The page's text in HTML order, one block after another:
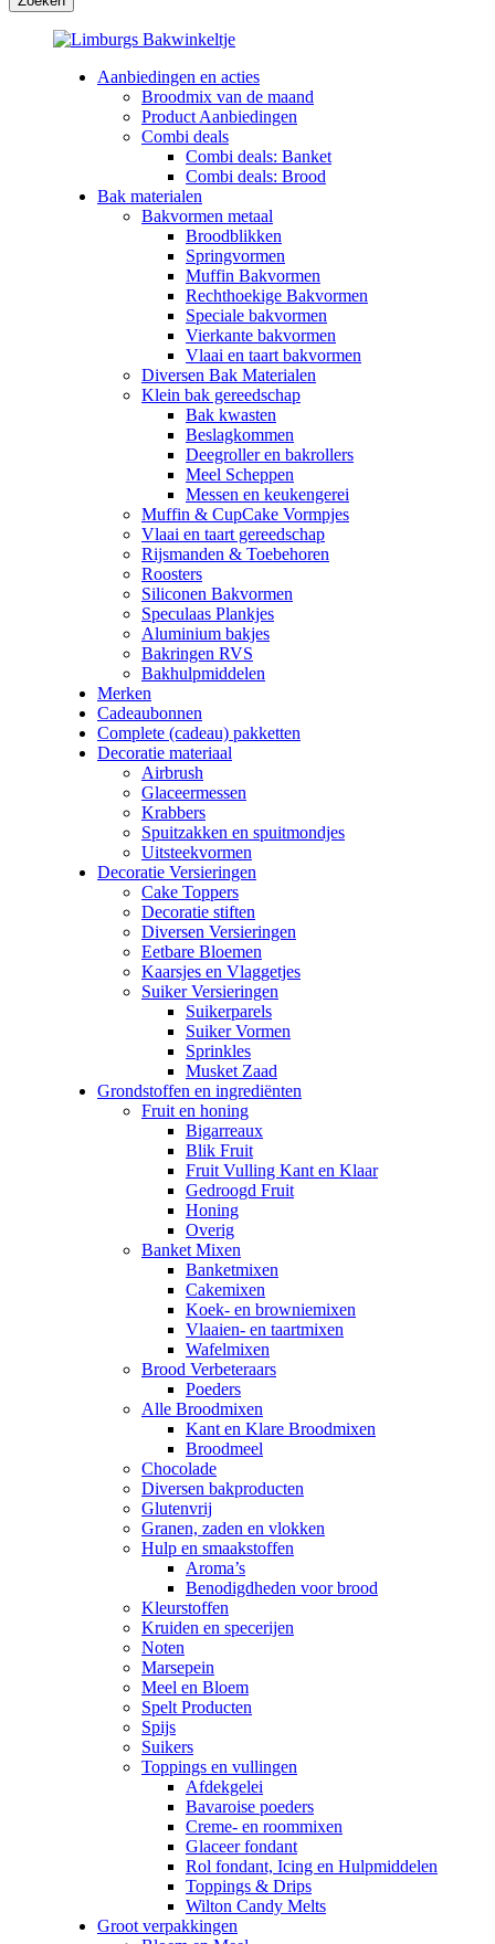
Aanbiedingen en acties
Broodmix van de maand
Product Aanbiedingen
Combi deals
Combi deals: Banket
Combi deals: Brood
Bak materialen
Bakvormen metaal
Broodblikken
Springvormen
Muffin Bakvormen
Rechthoekige Bakvormen
Speciale bakvormen
Vierkante bakvormen
Vlaai en taart bakvormen
Diversen Bak Materialen
Klein bak gereedschap
Bak kwasten
Beslagkommen
Deegroller en bakrollers
Meel Scheppen
Messen en keukengerei
Muffin & CupCake Vormpjes
Vlaai en taart gereedschap
Rijsmanden & Toebehoren
Roosters
Siliconen Bakvormen
Speculaas Plankjes
Aluminium bakjes
Bakringen RVS
Bakhulpmiddelen
Merken
Cadeaubonnen
Complete (cadeau) pakketten
Decoratie materiaal
Airbrush
Glaceermessen
Krabbers
Spuitzakken en spuitmondjes
Uitsteekvormen
Decoratie Versieringen
Cake Toppers
Decoratie stiften
Diversen Versieringen
Eetbare Bloemen
Kaarsjes en Vlaggetjes
Suiker Versieringen
Suikerparels
Suiker Vormen
Sprinkles
Musket Zaad
Grondstoffen en ingrediënten
Fruit en honing
Bigarreaux
Blik Fruit
Fruit Vulling Kant en Klaar
Gedroogd Fruit
Honing
Overig
Banket Mixen
Banketmixen
Cakemixen
Koek- en browniemixen
Vlaaien- en taartmixen
Wafelmixen
Brood Verbeteraars
Poeders
Alle Broodmixen
Kant en Klare Broodmixen
Broodmeel
Chocolade
Diversen bakproducten
Glutenvrij
Granen, zaden en vlokken
Hulp en smaakstoffen
Aroma’s
Benodigdheden voor brood
Kleurstoffen
Kruiden en specerijen
Noten
Marsepein
Meel en Bloem
Spelt Producten
Spijs
Suikers
Toppings en vullingen
Afdekgelei
Bavaroise poeders
Creme- en roommixen
Glaceer fondant
Rol fondant, Icing en Hulpmiddelen
Toppings & Drips
Wilton Candy Melts
Groot verpakkingen